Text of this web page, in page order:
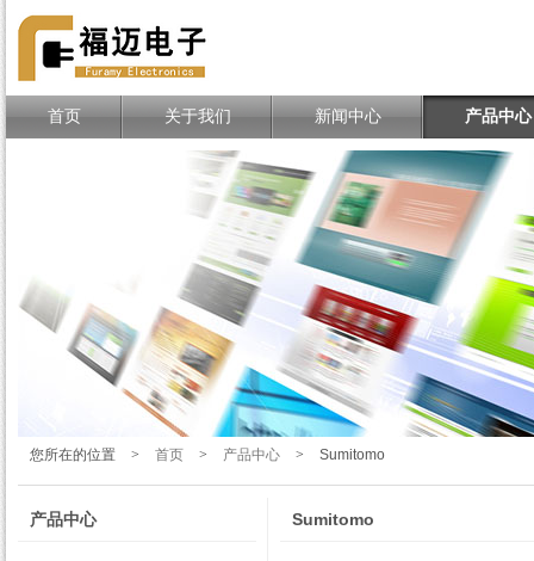
TE、MOLEX、DELPHI连接
器一站式分销商
首页 关于我们 新闻中心 产品中心
您所在的位置 > 首页 > 产品中心 > Sumitomo
Sumitomo
产品中心